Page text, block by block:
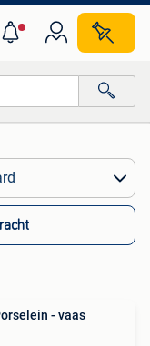
- vaas